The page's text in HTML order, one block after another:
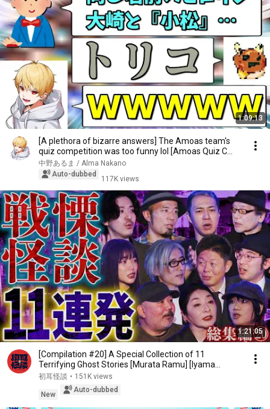
1:09:13
[A plethora of bizarre answers] The Amoas team's
quiz competition was too funny lol [Amoas Quiz C...
中野あるま / Alma Nakano
Auto-dubbed
117K views
1:21:05
[Compilation #20] A Special Collection of 11
Terrifying Ghost Stories [Murata Ramu] [Iyama
Ryokic...
初耳怪談 • 151K views
New
Auto-dubbed